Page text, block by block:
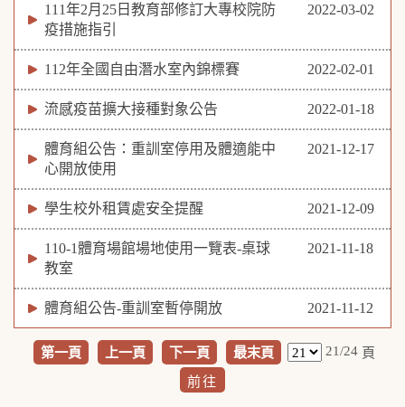
111年2月25日教育部修訂大專校院防
疫措施指引
2022-03-02
112年全國自由潛水室內錦標賽 2022-02-01
流感疫苗擴大接種對象公告 2022-01-18
體育組公告：重訓室停用及體適能中
心開放使用
2021-12-17
學生校外租賃處安全提醒 2021-12-09
110-1體育場館場地使用一覽表-桌球
教室
2021-11-18
體育組公告-重訓室暫停開放 2021-11-12
第一頁 上一頁 下一頁 最末頁 21/24 頁